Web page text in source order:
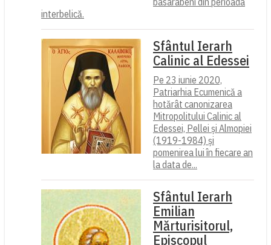
interbelică.
Sfântul Ierarh
Calinic al Edessei
Pe 23 iunie 2020,
Patriarhia Ecumenică a
hotărât canonizarea
Mitropolitului Calinic al
Edessei, Pellei și Almopiei
(1919-1984) și
pomenirea lui în fiecare an
la data de...
Sfântul Ierarh
Emilian
Mărturisitorul,
Episcopul